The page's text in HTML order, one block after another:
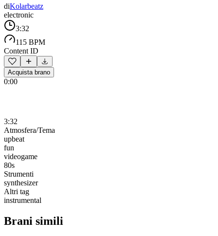
diKolarbeatz
electronic
3:32
115 BPM
Content ID
Acquista brano
0:00
3:32
Atmosfera/Tema
upbeat
fun
videogame
80s
Strumenti
synthesizer
Altri tag
instrumental
Brani simili